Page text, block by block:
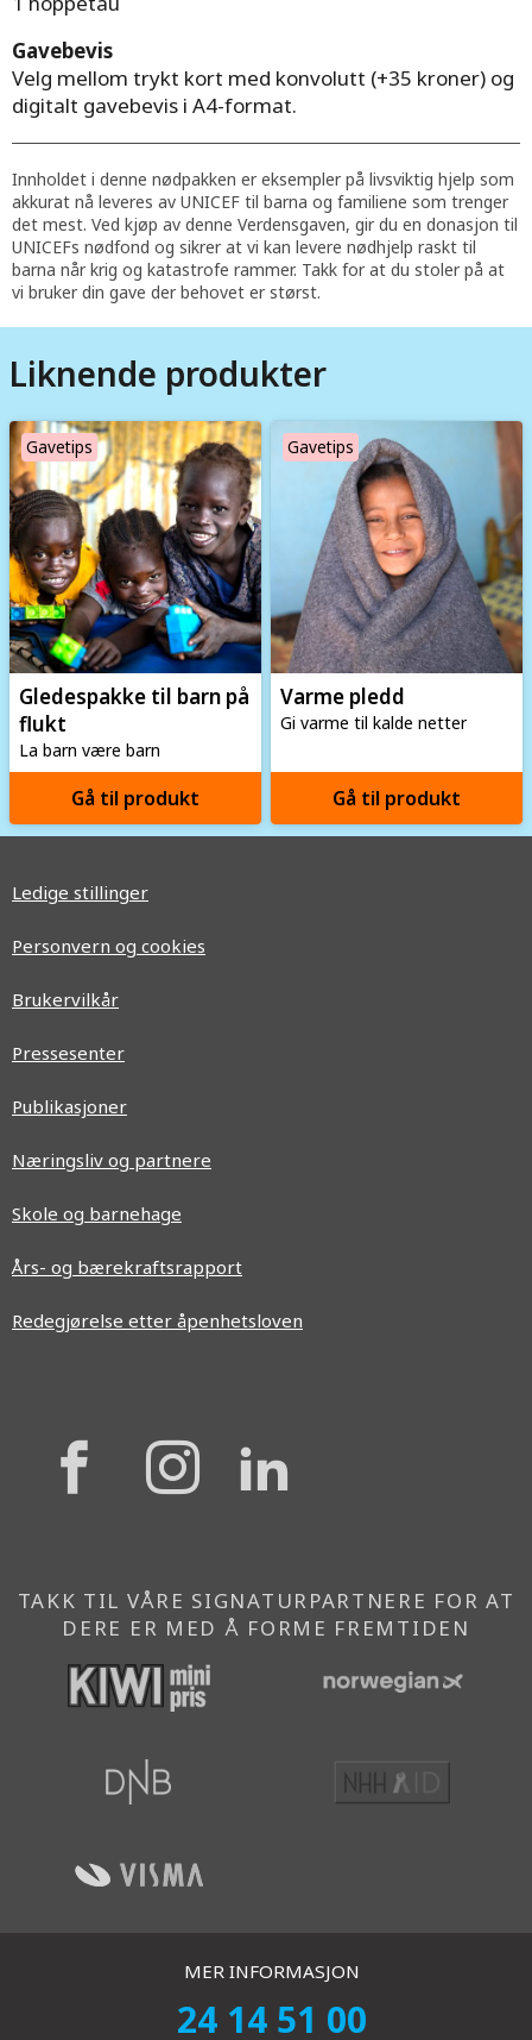
Gavebevis
Velg mellom trykt kort med konvolutt (+35 kroner) og
digitalt gavebevis i A4-format.
Innholdet i denne nødpakken er eksempler på livsviktig hjelp som
akkurat nå leveres av UNICEF til barna og familiene som trenger
det mest. Ved kjøp av denne Verdensgaven, gir du en donasjon til
UNICEFs nødfond og sikrer at vi kan levere nødhjelp raskt til
barna når krig og katastrofe rammer. Takk for at du stoler på at
vi bruker din gave der behovet er størst.
Liknende produkter
Gavetips
Image
Gledespakke til barn på
flukt
La barn være barn
Gå til produkt
Gavetips
Image
Varme pledd
Gi varme til kalde netter
Gå til produkt
Ledige stillinger
Personvern og cookies
Brukervilkår
Pressesenter
Publikasjoner
Næringsliv og partnere
Skole og barnehage
Års- og bærekraftsrapport
Redegjørelse etter åpenhetsloven
{{
'Facebook'|t
}}
{{
}}
TAKK TIL VÅRE SIGNATURPARTNERE FOR AT
DERE ER MED Å FORME FREMTIDEN
MER INFORMASJON
24 14 51 00